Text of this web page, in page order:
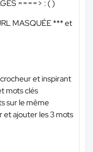
====> : ( )
MASQUÉE ***et
et inspirant
mots clés
sur le même
et ajouter les 3 mots